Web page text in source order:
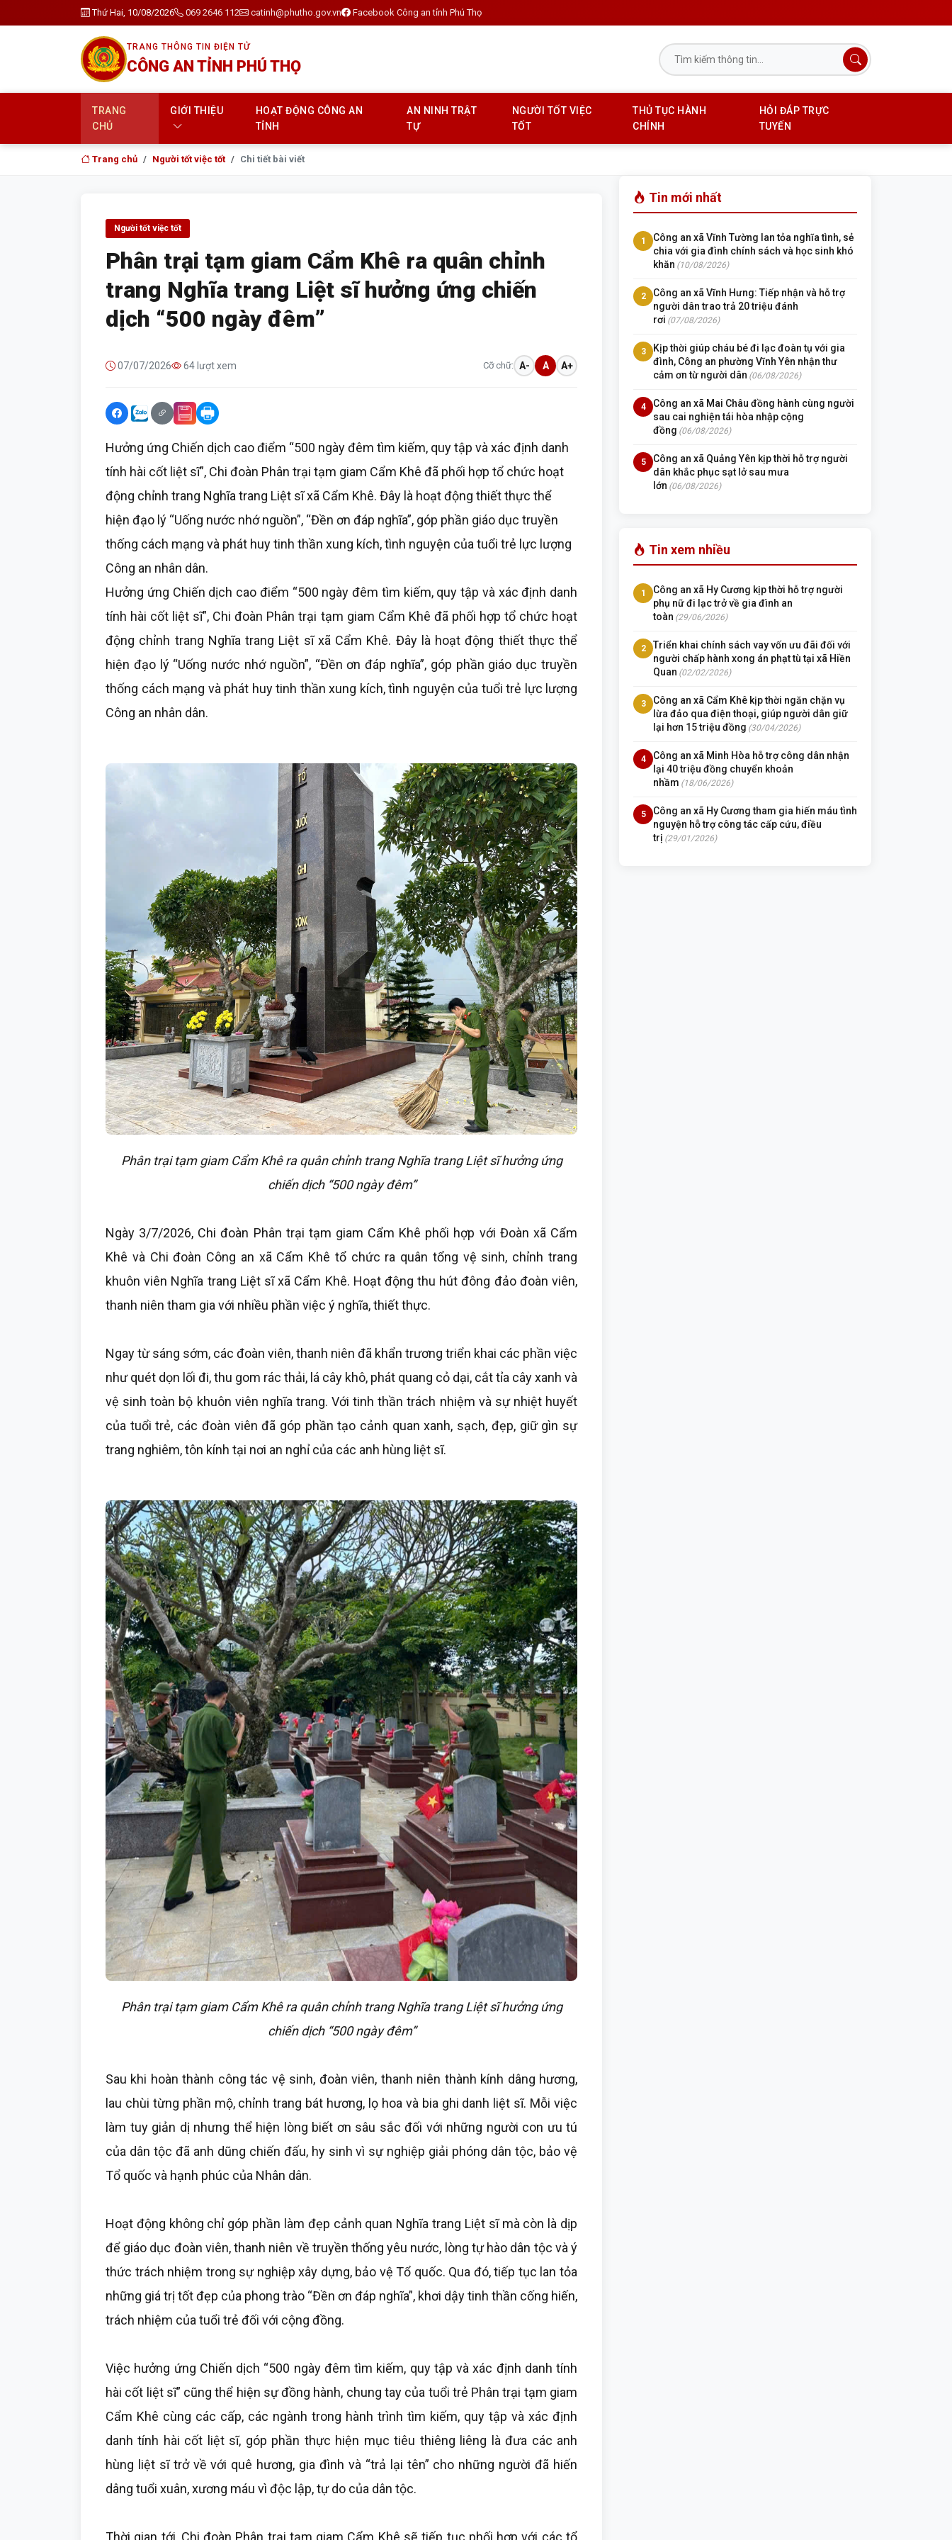
Thứ Hai, 10/08/2026 069 2646 112 catinh@phutho.gov.vn Facebook Công an tỉnh Phú Thọ
TRANG THÔNG TIN ĐIỆN TỬ
CÔNG AN TỈNH PHÚ THỌ
TRANG
CHỦ
GIỚI THIỆU
HOẠT ĐỘNG CÔNG AN
TỈNH
AN NINH TRẬT
TỰ
NGƯỜI TỐT VIỆC
TỐT
THỦ TỤC HÀNH
CHÍNH
HỎI ĐÁP TRỰC
TUYẾN
Trang chủ Người tốt việc tốt Chi tiết bài viết
Người tốt việc tốt
Phân trại tạm giam Cẩm Khê ra quân chỉnh
trang Nghĩa trang Liệt sĩ hưởng ứng chiến
dịch “500 ngày đêm”
07/07/2026 64 lượt xem Cỡ chữ: A- A A+
Hưởng ứng Chiến dịch cao điểm “500 ngày đêm tìm kiếm, quy tập và xác định danh
tính hài cốt liệt sĩ”, Chi đoàn Phân trại tạm giam Cẩm Khê đã phối hợp tổ chức hoạt
động chỉnh trang Nghĩa trang Liệt sĩ xã Cẩm Khê. Đây là hoạt động thiết thực thể
hiện đạo lý “Uống nước nhớ nguồn”, “Đền ơn đáp nghĩa”, góp phần giáo dục truyền
thống cách mạng và phát huy tinh thần xung kích, tình nguyện của tuổi trẻ lực lượng
Công an nhân dân.
Hưởng ứng Chiến dịch cao điểm “500 ngày đêm tìm kiếm, quy tập và xác định danh
tính hài cốt liệt sĩ”, Chi đoàn Phân trại tạm giam Cẩm Khê đã phối hợp tổ chức hoạt
động chỉnh trang Nghĩa trang Liệt sĩ xã Cẩm Khê. Đây là hoạt động thiết thực thể
hiện đạo lý “Uống nước nhớ nguồn”, “Đền ơn đáp nghĩa”, góp phần giáo dục truyền
thống cách mạng và phát huy tinh thần xung kích, tình nguyện của tuổi trẻ lực lượng
Công an nhân dân.
Phân trại tạm giam Cẩm Khê ra quân chỉnh trang Nghĩa trang Liệt sĩ hưởng ứng
chiến dịch “500 ngày đêm”
Ngày 3/7/2026, Chi đoàn Phân trại tạm giam Cẩm Khê phối hợp với Đoàn xã Cẩm
Khê và Chi đoàn Công an xã Cẩm Khê tổ chức ra quân tổng vệ sinh, chỉnh trang
khuôn viên Nghĩa trang Liệt sĩ xã Cẩm Khê. Hoạt động thu hút đông đảo đoàn viên,
thanh niên tham gia với nhiều phần việc ý nghĩa, thiết thực.
Ngay từ sáng sớm, các đoàn viên, thanh niên đã khẩn trương triển khai các phần việc
như quét dọn lối đi, thu gom rác thải, lá cây khô, phát quang cỏ dại, cắt tỉa cây xanh và
vệ sinh toàn bộ khuôn viên nghĩa trang. Với tinh thần trách nhiệm và sự nhiệt huyết
của tuổi trẻ, các đoàn viên đã góp phần tạo cảnh quan xanh, sạch, đẹp, giữ gìn sự
trang nghiêm, tôn kính tại nơi an nghỉ của các anh hùng liệt sĩ.
Phân trại tạm giam Cẩm Khê ra quân chỉnh trang Nghĩa trang Liệt sĩ hưởng ứng
chiến dịch “500 ngày đêm”
Sau khi hoàn thành công tác vệ sinh, đoàn viên, thanh niên thành kính dâng hương,
lau chùi từng phần mộ, chỉnh trang bát hương, lọ hoa và bia ghi danh liệt sĩ. Mỗi việc
làm tuy giản dị nhưng thể hiện lòng biết ơn sâu sắc đối với những người con ưu tú
của dân tộc đã anh dũng chiến đấu, hy sinh vì sự nghiệp giải phóng dân tộc, bảo vệ
Tổ quốc và hạnh phúc của Nhân dân.
Hoạt động không chỉ góp phần làm đẹp cảnh quan Nghĩa trang Liệt sĩ mà còn là dịp
để giáo dục đoàn viên, thanh niên về truyền thống yêu nước, lòng tự hào dân tộc và ý
thức trách nhiệm trong sự nghiệp xây dựng, bảo vệ Tổ quốc. Qua đó, tiếp tục lan tỏa
những giá trị tốt đẹp của phong trào “Đền ơn đáp nghĩa”, khơi dậy tinh thần cống hiến,
trách nhiệm của tuổi trẻ đối với cộng đồng.
Việc hưởng ứng Chiến dịch “500 ngày đêm tìm kiếm, quy tập và xác định danh tính
hài cốt liệt sĩ” cũng thể hiện sự đồng hành, chung tay của tuổi trẻ Phân trại tạm giam
Cẩm Khê cùng các cấp, các ngành trong hành trình tìm kiếm, quy tập và xác định
danh tính hài cốt liệt sĩ, góp phần thực hiện mục tiêu thiêng liêng là đưa các anh
hùng liệt sĩ trở về với quê hương, gia đình và “trả lại tên” cho những người đã hiến
dâng tuổi xuân, xương máu vì độc lập, tự do của dân tộc.
Thời gian tới, Chi đoàn Phân trại tạm giam Cẩm Khê sẽ tiếp tục phối hợp với các tổ
Tin mới nhất
1
Công an xã Vĩnh Tường lan tỏa nghĩa tình, sẻ
chia với gia đình chính sách và học sinh khó
khăn (10/08/2026)
2
Công an xã Vĩnh Hưng: Tiếp nhận và hỗ trợ
người dân trao trả 20 triệu đánh
rơi (07/08/2026)
3
Kịp thời giúp cháu bé đi lạc đoàn tụ với gia
đình, Công an phường Vĩnh Yên nhận thư
cảm ơn từ người dân (06/08/2026)
4
Công an xã Mai Châu đồng hành cùng người
sau cai nghiện tái hòa nhập cộng
đồng (06/08/2026)
5
Công an xã Quảng Yên kịp thời hỗ trợ người
dân khắc phục sạt lở sau mưa
lớn (06/08/2026)
Tin xem nhiều
1
Công an xã Hy Cương kịp thời hỗ trợ người
phụ nữ đi lạc trở về gia đình an
toàn (29/06/2026)
2
Triển khai chính sách vay vốn ưu đãi đối với
người chấp hành xong án phạt tù tại xã Hiền
Quan (02/02/2026)
3
Công an xã Cẩm Khê kịp thời ngăn chặn vụ
lừa đảo qua điện thoại, giúp người dân giữ
lại hơn 15 triệu đồng (30/04/2026)
4
Công an xã Minh Hòa hỗ trợ công dân nhận
lại 40 triệu đồng chuyển khoản
nhầm (18/06/2026)
5
Công an xã Hy Cương tham gia hiến máu tình
nguyện hỗ trợ công tác cấp cứu, điều
trị (29/01/2026)